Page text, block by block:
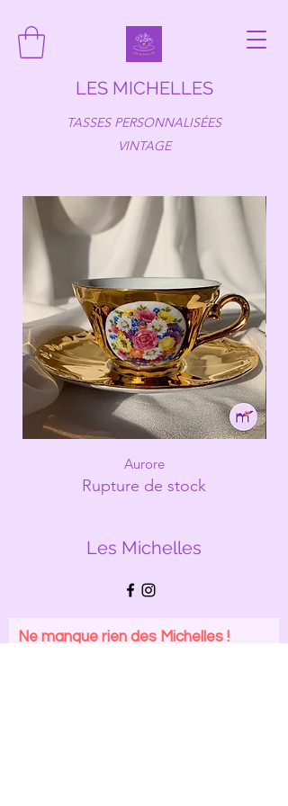
LES MICHELLES
TASSES PERSONNALISÉES
VINTAGE
Aurore
Rupture de stock
Les Michelles
Ne manque rien des Michelles !